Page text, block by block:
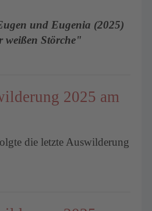
und Eugenia (2025)
weißen Störche"
2025 am
die letzte Auswilderung